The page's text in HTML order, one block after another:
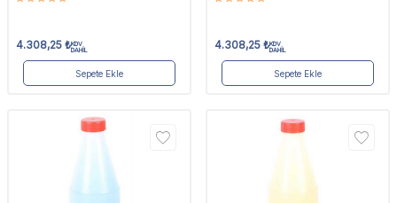
4.308,25 ₺KDV
DAHİL
Sepete Ekle
4.308,25 ₺KDV
DAHİL
Sepete Ekle